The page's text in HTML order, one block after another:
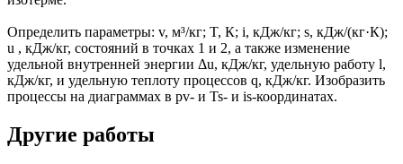
Определить параметры: v, м³/кг; T, К; i, кДж/кг; s, кДж/(кг·К);
u , кДж/кг, состояний в точках 1 и 2, а также изменение
удельной внутренней энергии Δu, кДж/кг, удельную работу l,
кДж/кг, и удельную теплоту процессов q, кДж/кг. Изобразить
процессы на диаграммах в рv- и Ts- и is-координатах.
Другие работы